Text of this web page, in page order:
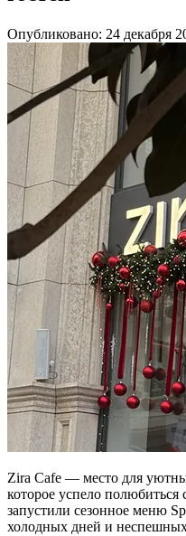
Опубликовано: 24 декабря
Zira Cafe — место для
которое успело
запустили сезонное меню
холодных дней и неспешных